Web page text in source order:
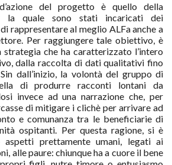
del progetto è quello della
la quale sono stati incaricati dei
rappresentare al meglio ALFa anche a
Per raggiungere tale obiettivo, è
che ha caratterizzato l’intero
dalla raccolta di dati qualitativi fino
dall’inizio, la volontà del gruppo di
di produrre racconti lontani da
invece ad una narrazione che, per
di mitigare i clichè per arrivare ad
e comunanza tra le beneficiarie di
ospitanti. Per questa ragione, si è
aspetti prettamente umani, legati ai
alle paure: chiunque ha a cuore il bene